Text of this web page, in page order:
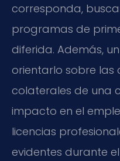
corresponda,
programas de
diferida. Además,
orientarlo sobre las
colaterales de una
impacto en el
licencias
evidentes durante